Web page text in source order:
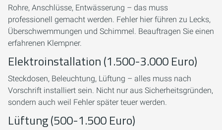
Rohre, Anschlüsse, Entwässerung – das muss
professionell gemacht werden. Fehler hier führen zu Lecks,
Überschwemmungen und Schimmel. Beauftragen Sie einen
erfahrenen Klempner.
Elektroinstallation (1.500-3.000 Euro)
Steckdosen, Beleuchtung, Lüftung – alles muss nach
Vorschrift installiert sein. Nicht nur aus Sicherheitsgründen,
sondern auch weil Fehler später teuer werden.
Lüftung (500-1.500 Euro)